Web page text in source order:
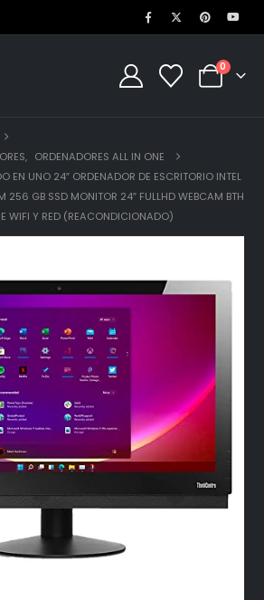
0
, ORDENADORES ALL IN ONE
EN UNO 24″ ORDENADOR DE ESCRITORIO INTEL
GB SSD MONITOR 24″ FULLHD WEBCAM BTH
WIFI Y RED (REACONDICIONADO)